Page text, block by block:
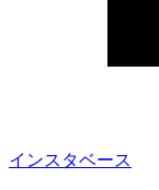
インスタベース